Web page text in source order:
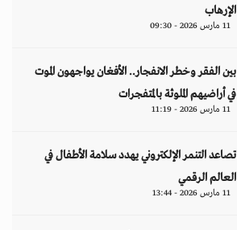
الإرهاب
11 مارس 2026 - 09:30
بين الفقر وخطر الانفجار.. الأفغان يواجهون الموت
في أراضيهم الملوثة بالمتفجرات
11 مارس 2026 - 11:19
تصاعد التنمر الإلكتروني يهدد سلامة الأطفال في
العالم الرقمي
11 مارس 2026 - 13:44